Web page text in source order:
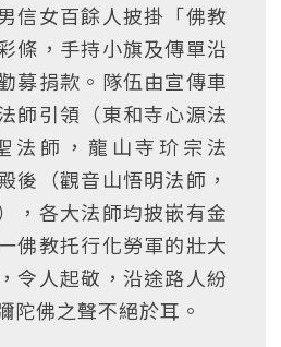
信女百餘人披掛「佛教
條，手持小旗及傳單沿
募捐款。隊伍由宣傳車
師引領（東和寺心源法
法師，龍山寺玠宗法
後（觀音山悟明法師，
，各大法師均披嵌有金
佛教托行化勞軍的壯大
令人起敬，沿途路人紛
陀佛之聲不絕於耳。